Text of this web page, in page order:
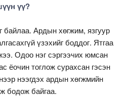
үү?
байлаа. Ардын хөгжим, язгуур
үзэхийг боддог. Ятгаа
Одоо нэг сэргээчих юмсан
ёочин тоглож сурахсан гэсэн
нээгдэх ардын хөгжмийн
бодож байгаа.